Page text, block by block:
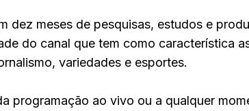
dez meses de pesquisas, estudos e
do canal que tem como característica
variedades e esportes.
programação ao vivo ou a qualquer